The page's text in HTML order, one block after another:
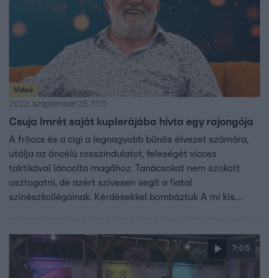
Videó
2022. szeptember 25. 17:11
Csuja Imrét saját kuplerájába hívta egy rajongója
A fröccs és a cigi a legnagyobb bűnös élvezet számára,
utálja az öncélú rosszindulatot, feleségét vicces
taktikával láncolta magához. Tanácsokat nem szokott
osztogatni, de azért szívesen segít a fiatal
színészkollégáinak. Kérdésekkel bombáztuk A mi kis
7:05